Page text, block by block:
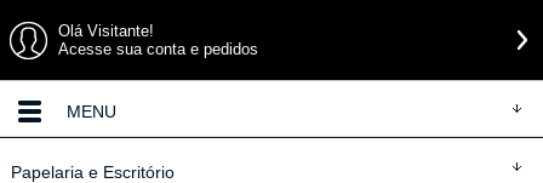
Olá Visitante!
Acesse sua conta e pedidos
MENU
Papelaria e Escritório